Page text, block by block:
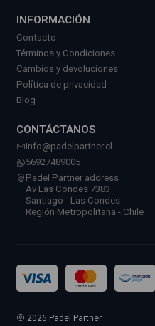
INFORMACIÓN
Contacto
Términos y Condiciones
Cambios y devoluciones
Política de privacidad
Blog
CONTÁCTANOS
info@padelpartner.cl
56927489005
Padel Partner address
Av Las Condes 7383
Santiago - Las Condes
Región Metropolitana - Chile
2026 Padel Partner.